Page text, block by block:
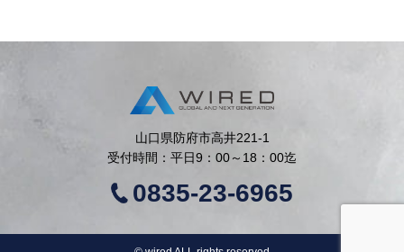
山口県防府市高井221-1
受付時間：平日9：00～18：00迄
0835-23-6965